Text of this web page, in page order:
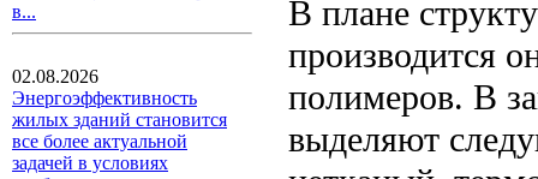
в...
02.08.2026
Энергоэффективность
жилых зданий становится
все более актуальной
задачей в условиях
В плане
производится
полимеров. В
выделяют